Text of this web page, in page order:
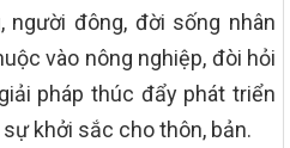
người đông, đời sống nhân
vào nông nghiệp, đòi hỏi
pháp thúc đẩy phát triển
khởi sắc cho thôn, bản.